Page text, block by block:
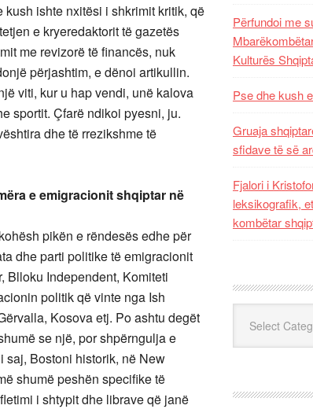
kush ishte nxitësi i shkrimit kritik, që
e kryeredaktorit të gazetës
me revizorë të financës, nuk
përjashtim, e dënoi artikullin.
viti, kur u hap vendi, unë kalova
sportit. Çfarë ndikoi pyesni, ju.
dhe të rrezikshme të
e emigracionit shqiptar në
pikën e rëndesës edhe për
dhe parti politike të emigracionit
Blloku Independent, Komiteti
politik që vinte nga Ish
Kosova etj. Po ashtu degët
se një, por shpërngulja e
saj, Bostoni historik, në New
shumë peshën specifike të
i shtypit dhe librave që janë
Përfundoi me
Kulturës
Pse dhe kush
Gruaja
sfidave të së
Fjalori i
leksikografik,
kombëtar